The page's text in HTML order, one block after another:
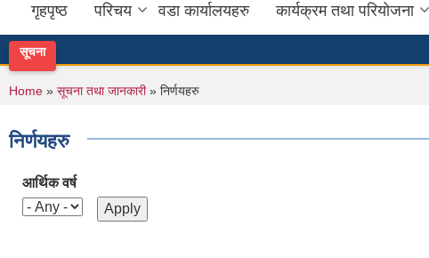
गृहपृष्ठ परिचय वडा कार्यालयहरु कार्यक्रम तथा परियोजना
सूचना
You are here
Home » सूचना तथा जानकारी» निर्णयहरु
निर्णयहरु
आर्थिक वर्ष